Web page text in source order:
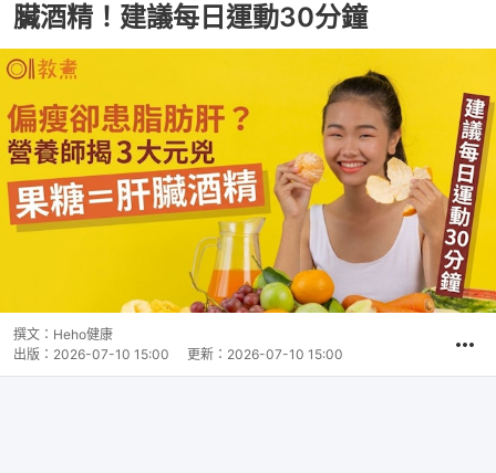
臟酒精！建議每日運動30分鐘
撰文： Heho健康
出版： 2026-07-10 15:00 更新： 2026-07-10 15:00